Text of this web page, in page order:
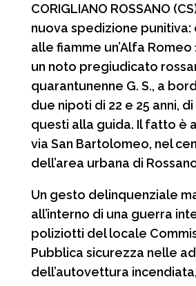
e
o
k
t
p
p
e
a
m
d
v
i
d
i
CORIGLIANO ROSSANO
nuova spedizione punitiva:
alle fiamme un’Alfa Romeo
un noto pregiudicato
quarantunenne G. S., a
due nipoti di 22 e 25 anni,
questi alla guida. Il fatto è
via San Bartolomeo, nel
dell’area urbana di
Un gesto delinquenziale
all’interno di una guerra
poliziotti del locale
Pubblica sicurezza nelle
dell’autovettura